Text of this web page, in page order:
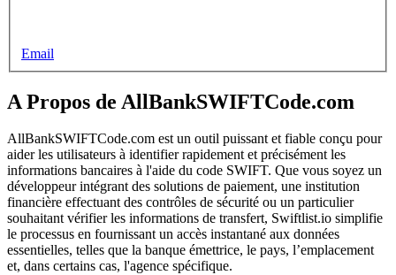
Email
A Propos de AllBankSWIFTCode.com
AllBankSWIFTCode.com est un outil puissant et fiable conçu pour
aider les utilisateurs à identifier rapidement et précisément les
informations bancaires à l'aide du code SWIFT. Que vous soyez un
développeur intégrant des solutions de paiement, une institution
financière effectuant des contrôles de sécurité ou un particulier
souhaitant vérifier les informations de transfert, Swiftlist.io simplifie
le processus en fournissant un accès instantané aux données
essentielles, telles que la banque émettrice, le pays, l’emplacement
et, dans certains cas, l'agence spécifique.